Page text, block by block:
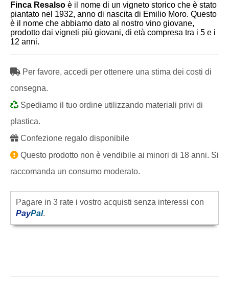
Finca Resalso è il nome di un vigneto storico che è stato
piantato nel 1932, anno di nascita di Emilio Moro. Questo
è il nome che abbiamo dato al nostro vino giovane,
prodotto dai vigneti più giovani, di età compresa tra i 5 e i
12 anni.
Per favore, accedi per ottenere una stima dei costi di
consegna.
Spediamo il tuo ordine utilizzando materiali privi di
plastica.
Confezione regalo disponibile
Questo prodotto non è vendibile ai minori di 18 anni. Si
raccomanda un consumo moderato.
Pagare in 3 rate i vostro acquisti senza interessi con
PayPal.